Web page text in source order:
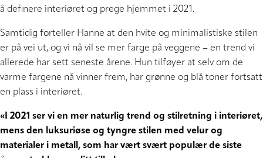
å definere interiøret og prege hjemmet i 2021.
Samtidig forteller Hanne at den hvite og minimalistiske stilen
er på vei ut, og vi nå vil se mer farge på veggene – en trend vi
allerede har sett seneste årene. Hun tilføyer at selv om de
varme fargene nå vinner frem, har grønne og blå toner fortsatt
en plass i interiøret.
«I 2021 ser vi en mer naturlig trend og stilretning i interiøret,
mens den luksuriøse og tyngre stilen med velur og
materialer i metall, som har vært svært populær de siste